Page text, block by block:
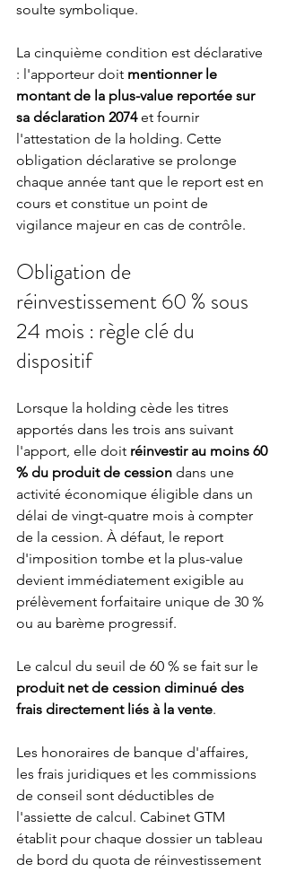
soulte symbolique.
La cinquième condition est déclarative
: l'apporteur doit mentionner le
montant de la plus-value reportée sur
sa déclaration 2074 et fournir
l'attestation de la holding. Cette
obligation déclarative se prolonge
chaque année tant que le report est en
cours et constitue un point de
vigilance majeur en cas de contrôle.
Obligation de
réinvestissement 60 % sous
24 mois : règle clé du
dispositif
Lorsque la holding cède les titres
apportés dans les trois ans suivant
l'apport, elle doit réinvestir au moins 60
% du produit de cession dans une
activité économique éligible dans un
délai de vingt-quatre mois à compter
de la cession. À défaut, le report
d'imposition tombe et la plus-value
devient immédiatement exigible au
prélèvement forfaitaire unique de 30 %
ou au barème progressif.
Le calcul du seuil de 60 % se fait sur le
produit net de cession diminué des
frais directement liés à la vente.
Les honoraires de banque d'affaires,
les frais juridiques et les commissions
de conseil sont déductibles de
l'assiette de calcul. Cabinet GTM
établit pour chaque dossier un tableau
de bord du quota de réinvestissement